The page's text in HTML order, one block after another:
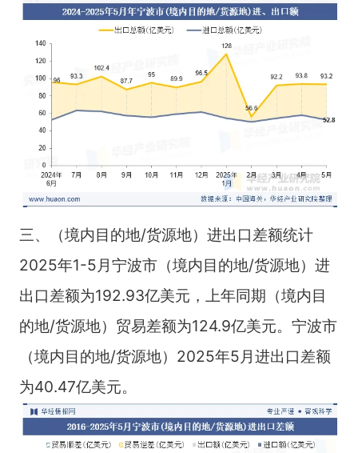
三、（境内目的地/货源地）进出口差额统计
2025年1-5月宁波市（境内目的地/货源地）进
出口差额为192.93亿美元，上年同期（境内目
的地/货源地）贸易差额为124.9亿美元。宁波市
（境内目的地/货源地）2025年5月进出口差额
为40.47亿美元。